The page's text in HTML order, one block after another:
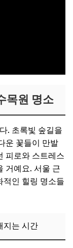
목원 명소
. 초록빛 숲길을
운 꽃들이 만발
피로와 스트레스
거예요. 서울 근
적인 힐링 명소들
지는 시간